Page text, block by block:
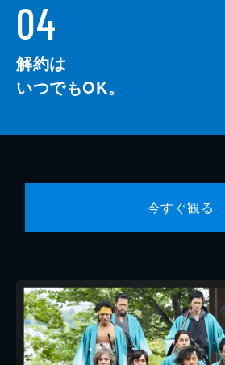
04
解約は
いつでもOK。
今すぐ観る